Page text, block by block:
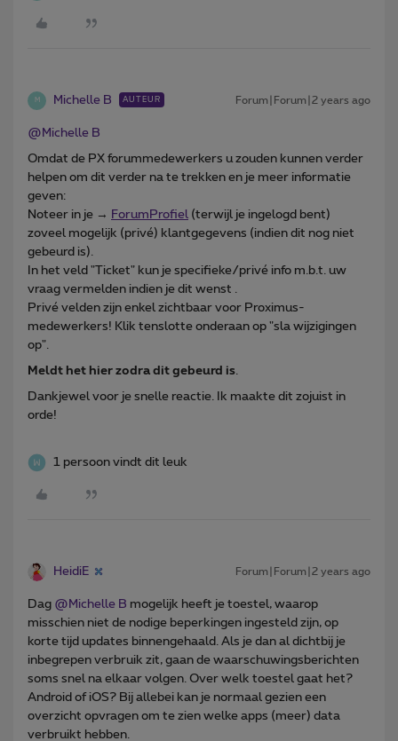
M Michelle B AUTEUR Forum|Forum|2 years ago
@Michelle B
Omdat de PX forummedewerkers u zouden kunnen verder
helpen om dit verder na te trekken en je meer informatie
geven:
Noteer in je → ForumProfiel (terwijl je ingelogd bent)
zoveel mogelijk (privé) klantgegevens (indien dit nog niet
gebeurd is).
In het veld "Ticket" kun je specifieke/privé info m.b.t. uw
vraag vermelden indien je dit wenst .
Privé velden zijn enkel zichtbaar voor Proximus-
medewerkers! Klik tenslotte onderaan op "sla wijzigingen
op".
Meldt het hier zodra dit gebeurd is
Dankjewel voor je snelle reactie. Ik maakte dit zojuist in
orde!
1 persoon vindt dit leuk
HeidiE Forum|Forum|2 years ago
Dag @Michelle B mogelijk heeft je toestel, waarop
misschien niet de nodige beperkingen ingesteld zijn, op
korte tijd updates binnengehaald. Als je dan al dichtbij je
inbegrepen verbruik zit, gaan de waarschuwingsberichten
soms snel na elkaar volgen. Over welk toestel gaat het?
Android of iOS? Bij allebei kan je normaal gezien een
overzicht opvragen om te zien welke apps (meer) data
verbruikt hebben.